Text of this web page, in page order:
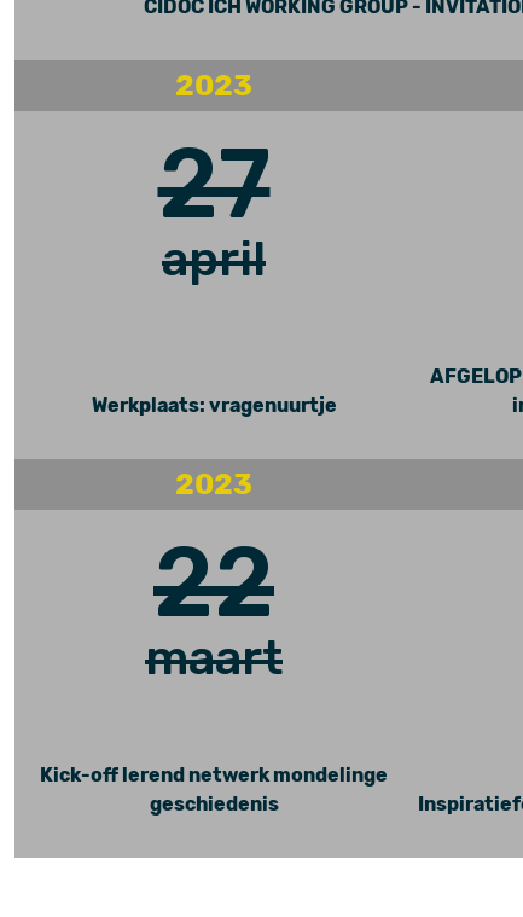
CIDOC ICH WORKING GROUP -
2023
27
april
Werkplaats: vragenuurtje
2023
22
maart
Kick-off lerend netwerk mondelinge
geschiedenis